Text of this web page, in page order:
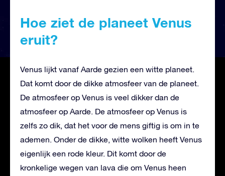
Hoe ziet de planeet Venus
eruit?
Venus lijkt vanaf Aarde gezien een witte planeet.
Dat komt door de dikke atmosfeer van de planeet.
De atmosfeer op Venus is veel dikker dan de
atmosfeer op Aarde. De atmosfeer op Venus is
zelfs zo dik, dat het voor de mens giftig is om in te
ademen. Onder de dikke, witte wolken heeft Venus
eigenlijk een rode kleur. Dit komt door de
kronkelige wegen van lava die om Venus heen